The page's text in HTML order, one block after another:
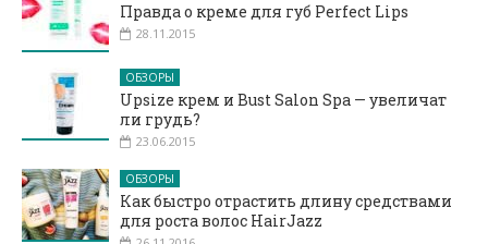
Правда о креме для губ Perfect Lips
28.11.2015
ОБЗОРЫ
Upsize крем и Bust Salon Spa — увеличат
ли грудь?
23.06.2015
ОБЗОРЫ
Как быстро отрастить длину средствами
для роста волос HairJazz